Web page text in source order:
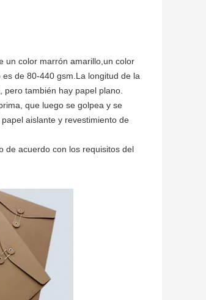
un color marrón amarillo,un color
de 80-440 gsm.La longitud de la
pero también hay papel plano.
que luego se golpea y se
aislante y revestimiento de
de acuerdo con los requisitos del